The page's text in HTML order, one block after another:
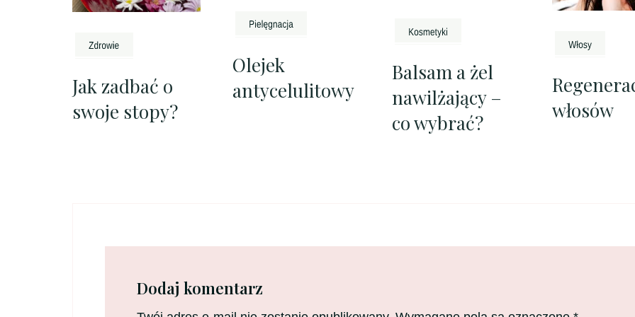
Jak zadbać o
swoje stopy?
Olejek
antycelulitowy
Balsam a żel
nawilżający –
co wybrać?
włosów
Dodaj komentarz